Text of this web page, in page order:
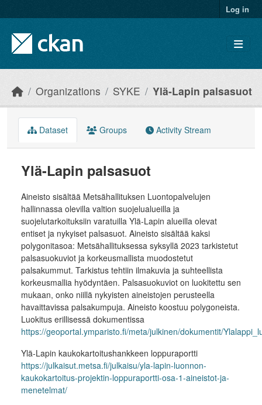
Log in
Organizations SYKE Ylä-Lapin palsasuot
Dataset Groups Activity Stream
Ylä-Lapin palsasuot
Aineisto sisältää Metsähallituksen Luontopalvelujen
hallinnassa olevilla valtion suojelualueilla ja
suojelutarkoituksiin varatuilla Ylä-Lapin alueilla olevat
entiset ja nykyiset palsasuot. Aineisto sisältää kaksi
polygonitasoa: Metsähallituksessa syksyllä 2023 tarkistetut
palsasuokuviot ja korkeusmallista muodostetut
palsakummut. Tarkistus tehtiin ilmakuvia ja suhteellista
korkeusmallia hyödyntäen. Palsasuokuviot on luokitettu sen
mukaan, onko niillä nykyisten aineistojen perusteella
havaittavissa palsakumpuja. Aineisto koostuu polygoneista.
Luokitus erillisessä dokumentissa
https://geoportal.ymparisto.fi/meta/julkinen/dokumentit/
Ylä-Lapin kaukokartoitushankkeen loppuraportti
https://julkaisut.metsa.fi/julkaisu/yla-lapin-luonnon-
kaukokartoitus-projektin-loppuraportti-osa-1-aineistot-ja-
menetelmat/